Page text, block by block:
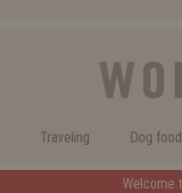
Traveling Dog food